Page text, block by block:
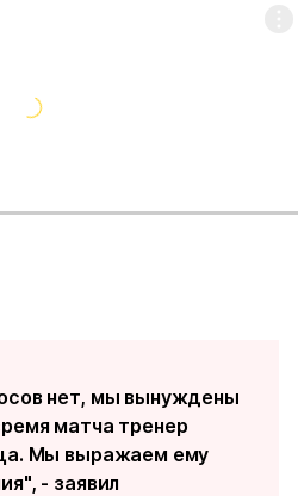
нет, мы вынуждены
матча тренер
Мы выражаем ему
- заявил